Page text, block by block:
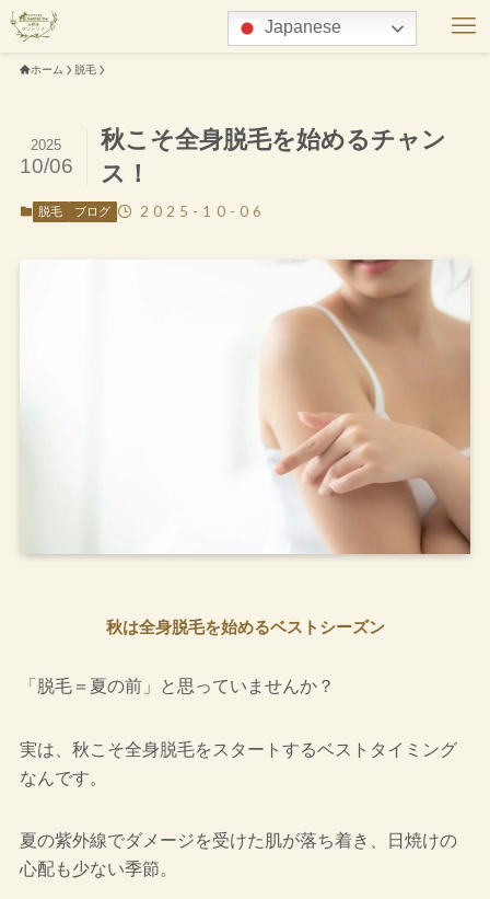
ホーム 脱毛
秋こそ全身脱毛を始めるチャン
ス！
2025
10/06
脱毛 ブログ 2025-10-06
秋は全身脱毛を始めるベストシーズン
「脱毛＝夏の前」と思っていませんか？
実は、秋こそ全身脱毛をスタートするベストタイミング
なんです。
夏の紫外線でダメージを受けた肌が落ち着き、日焼けの
心配も少ない季節。
Japanese